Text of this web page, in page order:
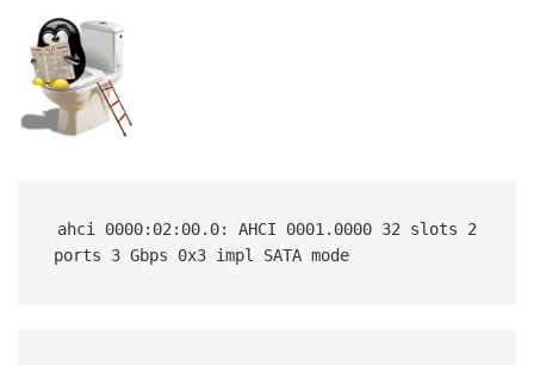
ahci 0000:02:00.0: AHCI 0001.0000 32 slots 2
ports 3 Gbps 0x3 impl SATA mode